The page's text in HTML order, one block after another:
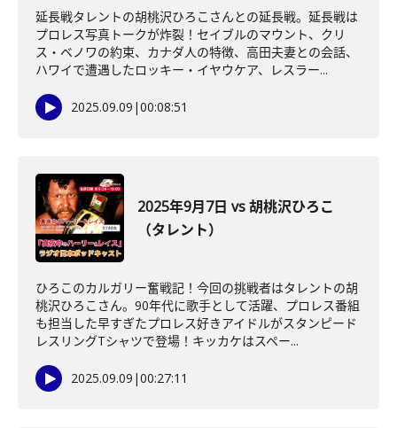
延長戦タレントの胡桃沢ひろこさんとの延長戦。延長戦は
プロレス写真トークが炸裂！セイブルのマウント、クリ
ス・ベノワの約束、カナダ人の特徴、高田夫妻との会話、
ハワイで遭遇したロッキー・イヤウケア、レスラー...
2025.09.09 |00:08:51
2025年9月7日 vs 胡桃沢ひろこ
（タレント）
ひろこのカルガリー奮戦記！今回の挑戦者はタレントの胡
桃沢ひろこさん。90年代に歌手として活躍、プロレス番組
も担当した早すぎたプロレス好きアイドルがスタンピード
レスリングTシャツで登場！キッカケはスペー...
2025.09.09 |00:27:11